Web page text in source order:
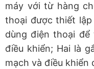
máy với từ hàng
thoại được thiết
dùng điện thoại
điều khiển; Hai là
mạch và điều khiển